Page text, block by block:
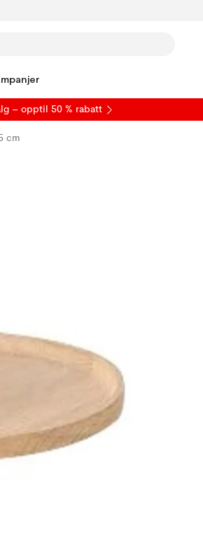
– opptil 50 % rabatt
cm